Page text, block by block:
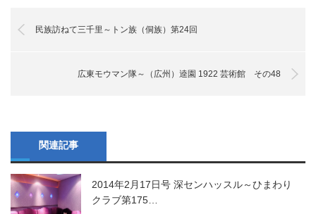
民族訪ねて三千里～トン族（侗族）第24回
広東モウマン隊～（広州）逵園 1922 芸術館 その48
関連記事
2014年2月17日号 深センハッスル～ひまわり
クラブ第175…